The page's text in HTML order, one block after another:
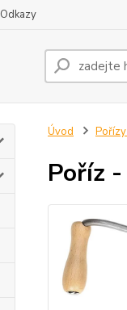
Odkazy
Úvod
Poříz